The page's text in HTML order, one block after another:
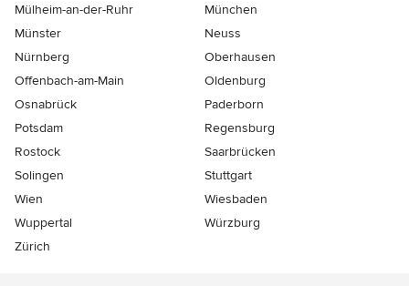
Mülheim-an-der-Ruhr
München
Münster
Neuss
Nürnberg
Oberhausen
Offenbach-am-Main
Oldenburg
Osnabrück
Paderborn
Potsdam
Regensburg
Rostock
Saarbrücken
Solingen
Stuttgart
Wien
Wiesbaden
Wuppertal
Würzburg
Zürich